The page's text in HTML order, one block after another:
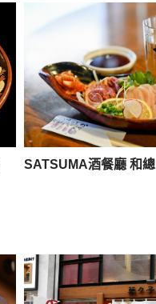
SATSUMA酒餐廳 和總